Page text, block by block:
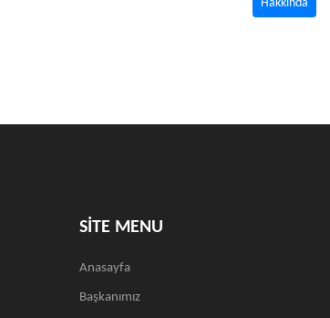
Hakkında
SİTE MENU
Anasayfa
Başkanımız